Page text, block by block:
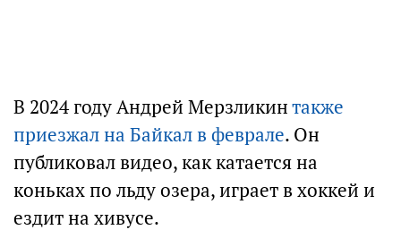
В 2024 году Андрей Мерзликинтакже
приезжал на Байкал в феврале. Он
публиковал видео, как катается на
коньках по льду озера, играет в хоккей и
ездит на хивусе.